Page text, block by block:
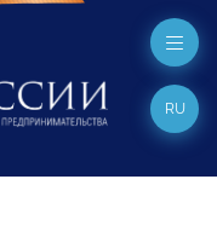
RU